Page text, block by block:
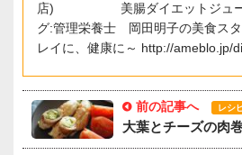
店) 美腸ダイエットジュー
グ:管理栄養士 岡田明子の美食ス
レイに、健康に～ http://ameblo.jp/
前の記事へ レシ
大葉とチーズの肉